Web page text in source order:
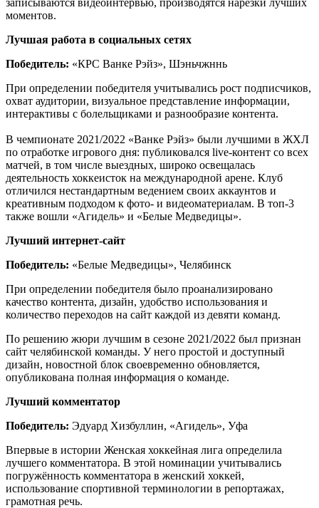
моментов.
Лучшая работа в социальных сетях
Победитель: «КРС Ванке Рэйз», Шэньчжннь
При определении победителя учитывались рост подписчиков,
охват аудитории, визуальное представление информации,
интерактивы с болельщиками и разнообразие контента.
В чемпионате 2021/2022 «Ванке Рэйз» были лучшими в ЖХЛ
по отработке игрового дня: публиковался live-контент со всех
матчей, в том числе выездных, широко освещалась
деятельность хоккеисток на международной арене. Клуб
отличился нестандартным ведением своих аккаунтов и
креативным подходом к фото- и видеоматериалам. В топ-3
также вошли «Агидель» и «Белые Медведицы».
Лучший интернет-сайт
Победитель: «Белые Медведицы», Челябинск
При определении победителя было проанализировано
качество контента, дизайн, удобство использования и
количество переходов на сайт каждой из девяти команд.
По решению жюри лучшим в сезоне 2021/2022 был признан
сайт челябинской команды. У него простой и доступный
дизайн, новостной блок своевременно обновляется,
опубликована полная информация о команде.
Лучший комментатор
Победитель: Эдуард Хизбуллин, «Агидель», Уфа
Впервые в истории Женская хоккейная лига определила
лучшего комментатора. В этой номинации учитывались
погружённость комментатора в женский хоккей,
использование спортивной терминологии в репортажах,
грамотная речь.